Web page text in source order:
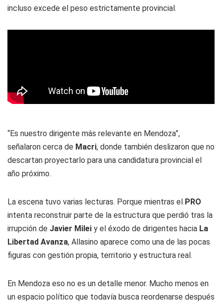
incluso excede el peso estrictamente provincial.
“Es nuestro dirigente más relevante en Mendoza”,
señalaron cerca de Macri, donde también deslizaron que no
descartan proyectarlo para una candidatura provincial el
año próximo.
La escena tuvo varias lecturas. Porque mientras el
PRO
intenta reconstruir parte de la estructura que perdió tras la
irrupción de Javier Milei y el éxodo de dirigentes hacia La
Libertad Avanza, Allasino aparece como una de las pocas
figuras con gestión propia, territorio y estructura real.
En Mendoza eso no es un detalle menor. Mucho menos en
un espacio político que todavía busca reordenarse después